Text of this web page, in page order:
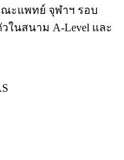
ะแพทย์ จุฬาฯ รอบ
ในสนาม A-Level และ